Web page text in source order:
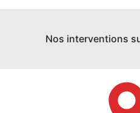
Nos interventions